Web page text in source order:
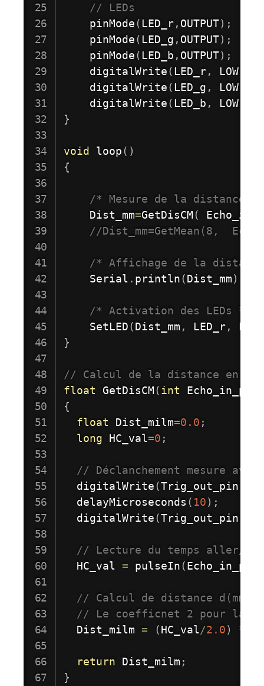
// LEDs
pinMode(LED_r, OUTPUT) ;
pinMode(LED_g , OUTPUT) ;
pinMode(LED_b , OUTPUT) ;
digitalWrite(LED_r, LOW
digitalWrite(LED_g , LOW
digitalWrite(LED_b , LOW
}
void loop( )
{
/* Mesure de la distance
    Dist_mm
=GetDisCM(
//Dist_mm=GetMean(8,
/* Affichage de la
    Serial
. println(Dist_mm)
/* Activation des LEDs */
SetLED(Dist_mm , LED_r,
}
// Calcul de la distance en
float
GetDisCM(int
{
float
Dist_milm=0.0 ;
long HC_val=0 ;
// Déclanchement mesure
digitalWrite(Trig_out_pin
delayMicroseconds ( 10) ;
digitalWrite(Trig_out_pin
// Lecture du temps aller/
  HC_val
= pulseIn(Echo_in_pin
// Calcul de distance
// Le coefficnet 2 pour la
  Dist_milm
= (HC_val/2.0) *
return Dist_milm ;
}